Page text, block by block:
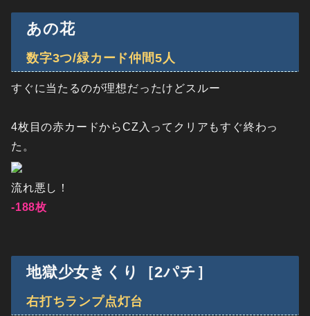
あの花
数字3つ/緑カード仲間5人
すぐに当たるのが理想だったけどスルー
4枚目の赤カードからCZ入ってクリアもすぐ終わっ
た。
流れ悪し！
-188枚
地獄少女きくり［2パチ］
右打ちランプ点灯台